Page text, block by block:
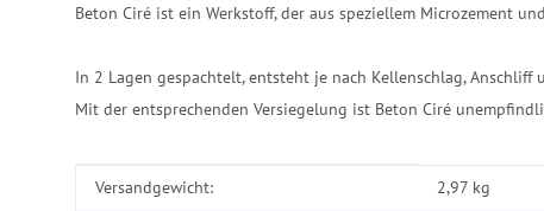
Beton Ciré ist ein Werkstoff, der aus speziellem Microzement
In 2 Lagen gespachtelt, entsteht je nach Kellenschlag,
Mit der entsprechenden Versiegelung ist Beton Ciré
Produkteigenschaft
Wert
Versandgewicht: 2,97 kg